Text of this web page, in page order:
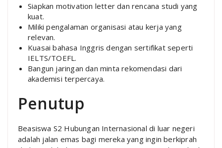
Siapkan motivation letter dan rencana studi yang
kuat.
Miliki pengalaman organisasi atau kerja yang
relevan.
Kuasai bahasa Inggris dengan sertifikat seperti
IELTS/TOEFL.
Bangun jaringan dan minta rekomendasi dari
akademisi terpercaya.
Penutup
Beasiswa S2 Hubungan Internasional di luar negeri
adalah jalan emas bagi mereka yang ingin berkiprah